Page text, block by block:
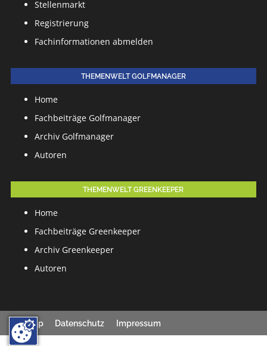
Stellenmarkt
Registrierung
Fachinformationen abmelden
THEMENWELT GOLFMANAGER
Home
Fachbeiträge Golfmanager
Archiv Golfmanager
Autoren
THEMENWELT GREENKEEPER
Home
Fachbeiträge Greenkeeper
Archiv Greenkeeper
Autoren
Sitemap Datenschutz Impressum